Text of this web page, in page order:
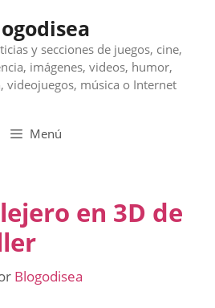
y secciones de juegos, cine,
imágenes, videos, humor,
videojuegos, música o Internet
Menú
en 3D de
Blogodisea